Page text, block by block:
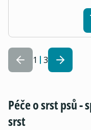
1 3
Péče o srst psů -
srst